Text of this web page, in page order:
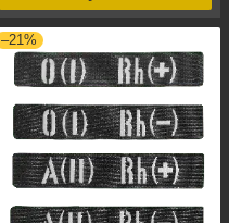
–21%